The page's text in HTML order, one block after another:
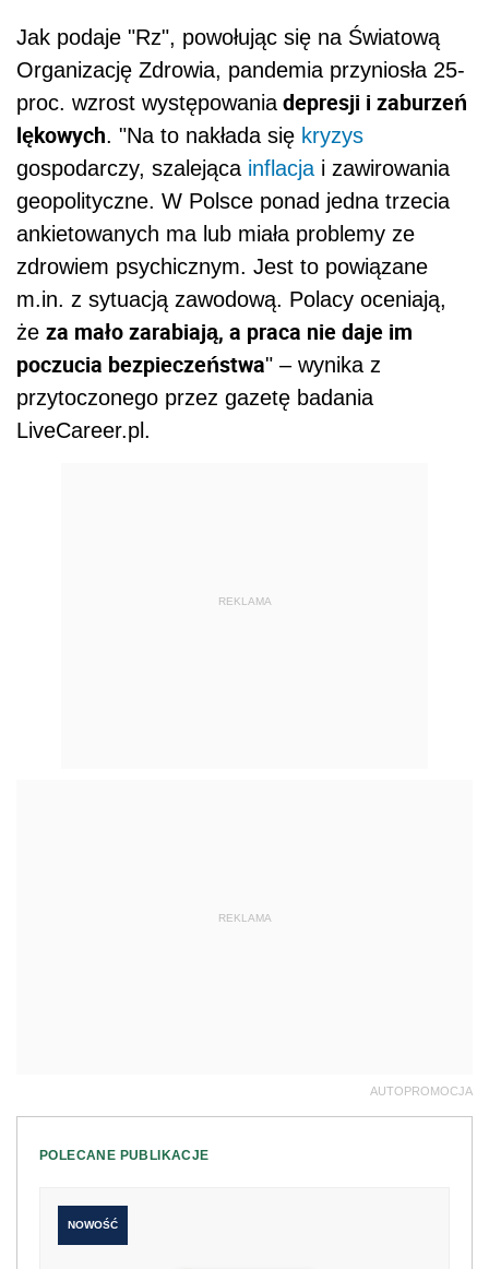
Jak podaje "Rz", powołując się na Światową
Organizację Zdrowia, pandemia przyniosła 25-
proc. wzrost występowaniadepresji i zaburzeń
lękowych. "Na to nakłada się kryzys
gospodarczy, szalejąca inflacja i zawirowania
geopolityczne. W Polsce ponad jedna trzecia
ankietowanych ma lub miała problemy ze
zdrowiem psychicznym. Jest to powiązane
m.in. z sytuacją zawodową. Polacy oceniają,
że za mało zarabiają, a praca nie daje im
poczucia bezpieczeństwa" – wynika z
przytoczonego przez gazetę badania
LiveCareer.pl.
REKLAMA
REKLAMA
AUTOPROMOCJA
POLECANE PUBLIKACJE
NOWOŚĆ